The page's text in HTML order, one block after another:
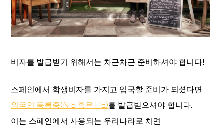
비자를 발급받기 위해서는 차근차근 준비하셔야 합니다!
스페인에서 학생비자를 가지고 입국할 준비가 되셨다면
외국인 등록증(NIE 혹은TIE)를 발급받으셔야 합니다.
이는 스페인에서 사용되는 우리나라로 치면